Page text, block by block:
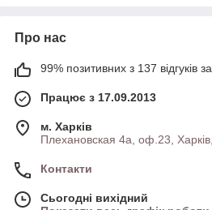
Про нас
99% позитивних з 137 відгуків за
Працює з 17.09.2013
м. Харків
Плехановская 4а, оф.23,
Контакти
Сьогодні вихідний